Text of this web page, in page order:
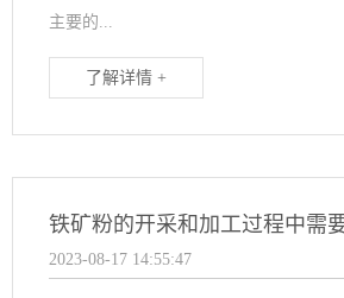
主要的...
了解详情 +
2023-08-17 14:55:47